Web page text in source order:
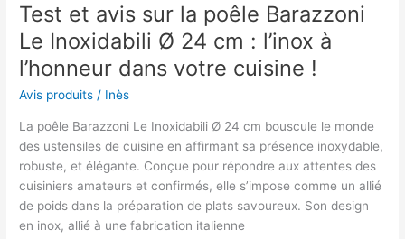
Test et avis sur la poêle Barazzoni
Le Inoxidabili Ø 24 cm : l’inox à
l’honneur dans votre cuisine !
Avis produits / Inès
La poêle Barazzoni Le Inoxidabili Ø 24 cm bouscule le monde
des ustensiles de cuisine en affirmant sa présence inoxydable,
robuste, et élégante. Conçue pour répondre aux attentes des
cuisiniers amateurs et confirmés, elle s’impose comme un allié
de poids dans la préparation de plats savoureux. Son design
en inox, allié à une fabrication italienne